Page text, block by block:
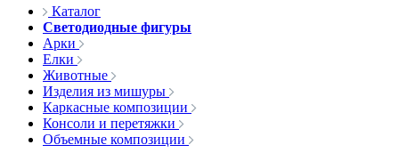
Каталог
Светодиодные фигуры
Арки
Елки
Животные
Изделия из мишуры
Каркасные композиции
Консоли и перетяжки
Объемные композиции